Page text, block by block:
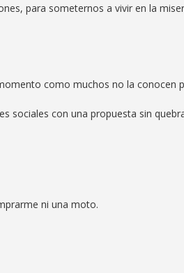
para someternos a vivir en la
como muchos no la conocen
sociales con una propuesta sin
ni una moto.